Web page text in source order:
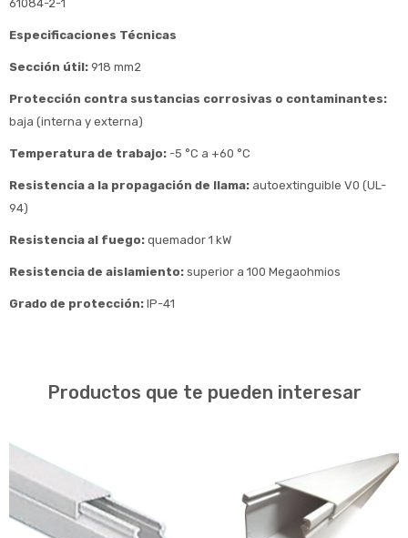
61084-2-1
Especificaciones Técnicas
Sección útil: 918 mm2
Protección contra sustancias corrosivas o contaminantes:
baja (interna y externa)
Temperatura de trabajo: -5 °C a +60 °C
Resistencia a la propagación de llama: autoextinguible V0 (UL-
94)
Resistencia al fuego: quemador 1 kW
Resistencia de aislamiento: superior a 100 Megaohmios
Grado de protección: IP-41
Productos que te pueden interesar